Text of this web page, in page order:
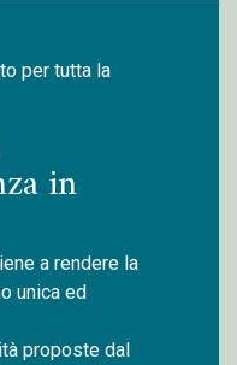
per tutta la
in
a rendere la
unica ed
proposte dal